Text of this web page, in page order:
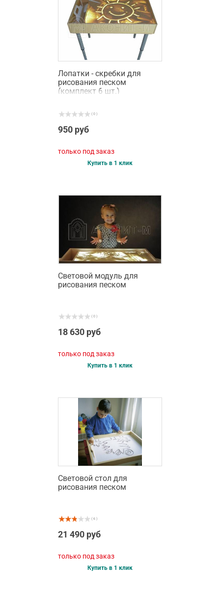
Лопатки - скребки для
рисования песком
(комплект 6 шт.)
( 0 )
950 руб
только под заказ
Купить в 1 клик
Световой модуль для
рисования песком
( 0 )
18 630 руб
только под заказ
Купить в 1 клик
Световой стол для
рисования песком
( 6 )
21 490 руб
только под заказ
Купить в 1 клик